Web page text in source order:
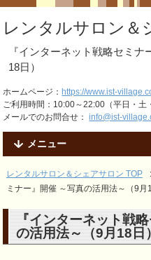
レンタルサロン＆
『インターネット戦略セミ
18日）
ホームページ：https://www.ist-
ご利用時間：10:00～22:00（平日・土
メールでのお問合せ：info@ist-
メニュー
レンタルサロン＆シェアサロン TOP
ミナー』開催 ～写真の活用法～（9月
『インターネット戦
の活用法～（9月18日